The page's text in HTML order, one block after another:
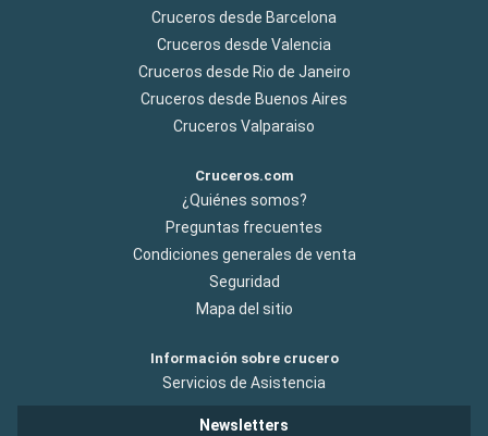
Cruceros desde Barcelona
Cruceros desde Valencia
Cruceros desde Rio de Janeiro
Cruceros desde Buenos Aires
Cruceros Valparaiso
Cruceros.com
¿Quiénes somos?
Preguntas frecuentes
Condiciones generales de venta
Seguridad
Mapa del sitio
Información sobre crucero
Servicios de Asistencia
Newsletters